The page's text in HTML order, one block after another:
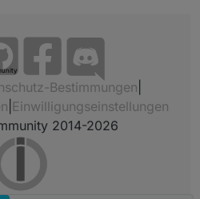
Bestimmungen
Einwilligungseinstellungen
2014-2026